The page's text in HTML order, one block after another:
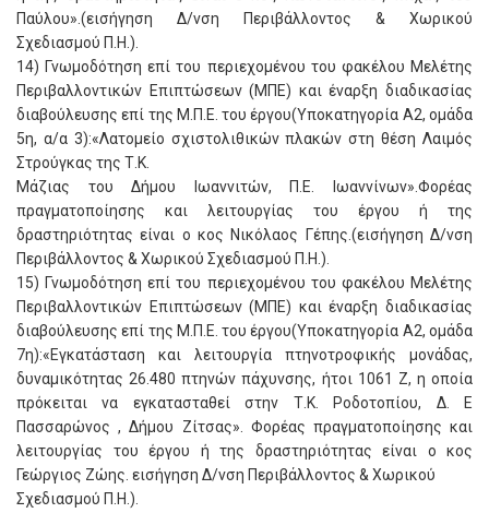
Παύλου».(εισήγηση Δ/νση Περιβάλλοντος & Χωρικού
Σχεδιασμού Π.Η.).
14) Γνωμοδότηση επί του περιεχομένου του φακέλου Μελέτης
Περιβαλλοντικών Επιπτώσεων (ΜΠΕ) και έναρξη διαδικασίας
διαβούλευσης επί της Μ.Π.Ε. του έργου(Υποκατηγορία A2, ομάδα
5η, α/α 3):«Λατομείο σχιστολιθικών πλακών στη θέση Λαιμός
Στρούγκας της Τ.Κ.
Μάζιας του Δήμου Ιωαννιτών, Π.Ε. Ιωαννίνων».Φορέας
πραγματοποίησης και λειτουργίας του έργου ή της
δραστηριότητας είναι ο κος Νικόλαος Γέπης.(εισήγηση Δ/νση
Περιβάλλοντος & Χωρικού Σχεδιασμού Π.Η.).
15) Γνωμοδότηση επί του περιεχομένου του φακέλου Μελέτης
Περιβαλλοντικών Επιπτώσεων (ΜΠΕ) και έναρξη διαδικασίας
διαβούλευσης επί της Μ.Π.Ε. του έργου(Υποκατηγορία A2, ομάδα
7η):«Εγκατάσταση και λειτουργία πτηνοτροφικής μονάδας,
δυναμικότητας 26.480 πτηνών πάχυνσης, ήτοι 1061 Ζ, η οποία
πρόκειται να εγκατασταθεί στην Τ.Κ. Ροδοτοπίου, Δ. Ε
Πασσαρώνος , Δήμου Ζίτσας». Φορέας πραγματοποίησης και
λειτουργίας του έργου ή της δραστηριότητας είναι ο κος
Γεώργιος Ζώης. εισήγηση Δ/νση Περιβάλλοντος & Χωρικού
Σχεδιασμού Π.Η.).